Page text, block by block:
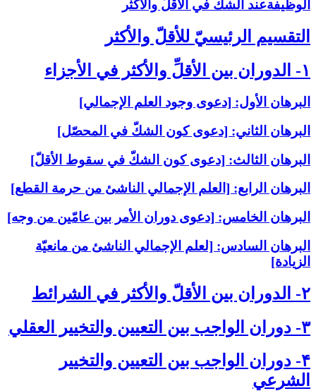
الوظيفةعند الشكّ في الأقلّ والأكثر
التقسيم الرئيسيّ للأقلّ والأكثر
۱- الدوران بين الأقلِّ والأكثر في الأجزاء
البرهان الأول: [دعوى وجود العلم الإجمالي‏]
البرهان الثاني: [دعوى كون الشكّ في المحصّل‏]
البرهان الثالث: [دعوى كون الشكّ في سقوط الأقلّ‏]
البرهان الرابع: [العلم الإجمالي الناشئ من حرمة القطع‏]
البرهان الخامس: [دعوى دوران الأمر بين عامّين من وجه‏]
البرهان السادس: [لعلم الإجمالي الناشئ من مانعيّة
الزيادة]
۲- الدوران بين الأقلّ والأكثر في الشرائط
۳- دوران الواجب بين التعيين والتخيير العقلي‏
۴- دوران الواجب بين التعيين والتخيير
الشرعي‏